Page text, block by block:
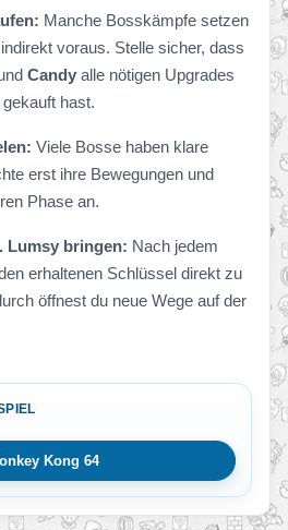
Manche Bosskämpfe setzen
voraus. Stelle sicher, dass
Candy alle nötigen Upgrades
hast.
Viele Bosse haben klare
erst ihre Bewegungen und
Phase an.
Lumsy bringen: Nach jedem
erhaltenen Schlüssel direkt zu
öffnest du neue Wege auf der
Kong 64